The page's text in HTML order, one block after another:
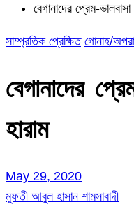
বেগানাদের প্রেম-
সাম্প্রতিক প্রেক্ষিত গোনাহ/
বেগানাদের
হারাম
May 29, 2020
মুফতী আবুল হাসান শামসাবাদী